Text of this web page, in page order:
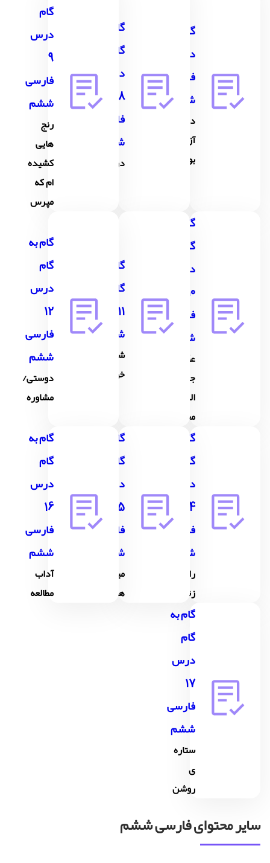
گام به گام
فارسی
ششم
درس
آزاد(فرهنگِ
بومي)
گام به
گام
درس
8
فارسی
ششم
دریاقُلی
گام
درس
9
فارسی
ششم
رنج
هایی
کشیده
ام که
مپرس
گام به
گام
درس
10
فارسی
ششم
عطّار و
جلال
الدّین
محمّد
گام به
گام درس
11 فارسی
ششم
شهدا
خورشیدند
گام به
گام
درس
12
فارسی
ششم
دوستی/
مشاوره
گام به
گام
درس
14
فارسی
ششم
رازِ
زندگی
گام به
گام
درس
15
فارسی
ششم
میوه ی
هنر
گام به
گام
درس
16
فارسی
ششم
آداب
مطالعه
گام به
گام
درس
17
فارسی
ششم
ستاره
ی
روشن
سایر محتوای فارسی ششم